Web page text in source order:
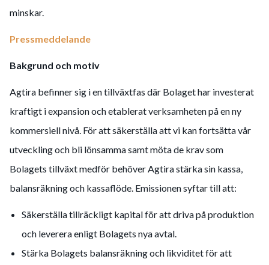
minskar.
Pressmeddelande
Bakgrund och motiv
Agtira befinner sig i en tillväxtfas där Bolaget har investerat
kraftigt i expansion och etablerat verksamheten på en ny
kommersiell nivå. För att säkerställa att vi kan fortsätta vår
utveckling och bli lönsamma samt möta de krav som
Bolagets tillväxt medför behöver Agtira stärka sin kassa,
balansräkning och kassaflöde. Emissionen syftar till att:
Säkerställa tillräckligt kapital för att driva på produktion
och leverera enligt Bolagets nya avtal.
Stärka Bolagets balansräkning och likviditet för att